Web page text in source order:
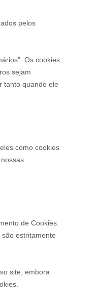
pelos
Os cookies
sejam
tanto quando ele
como cookies
de Cookies.
estritamente
site, embora